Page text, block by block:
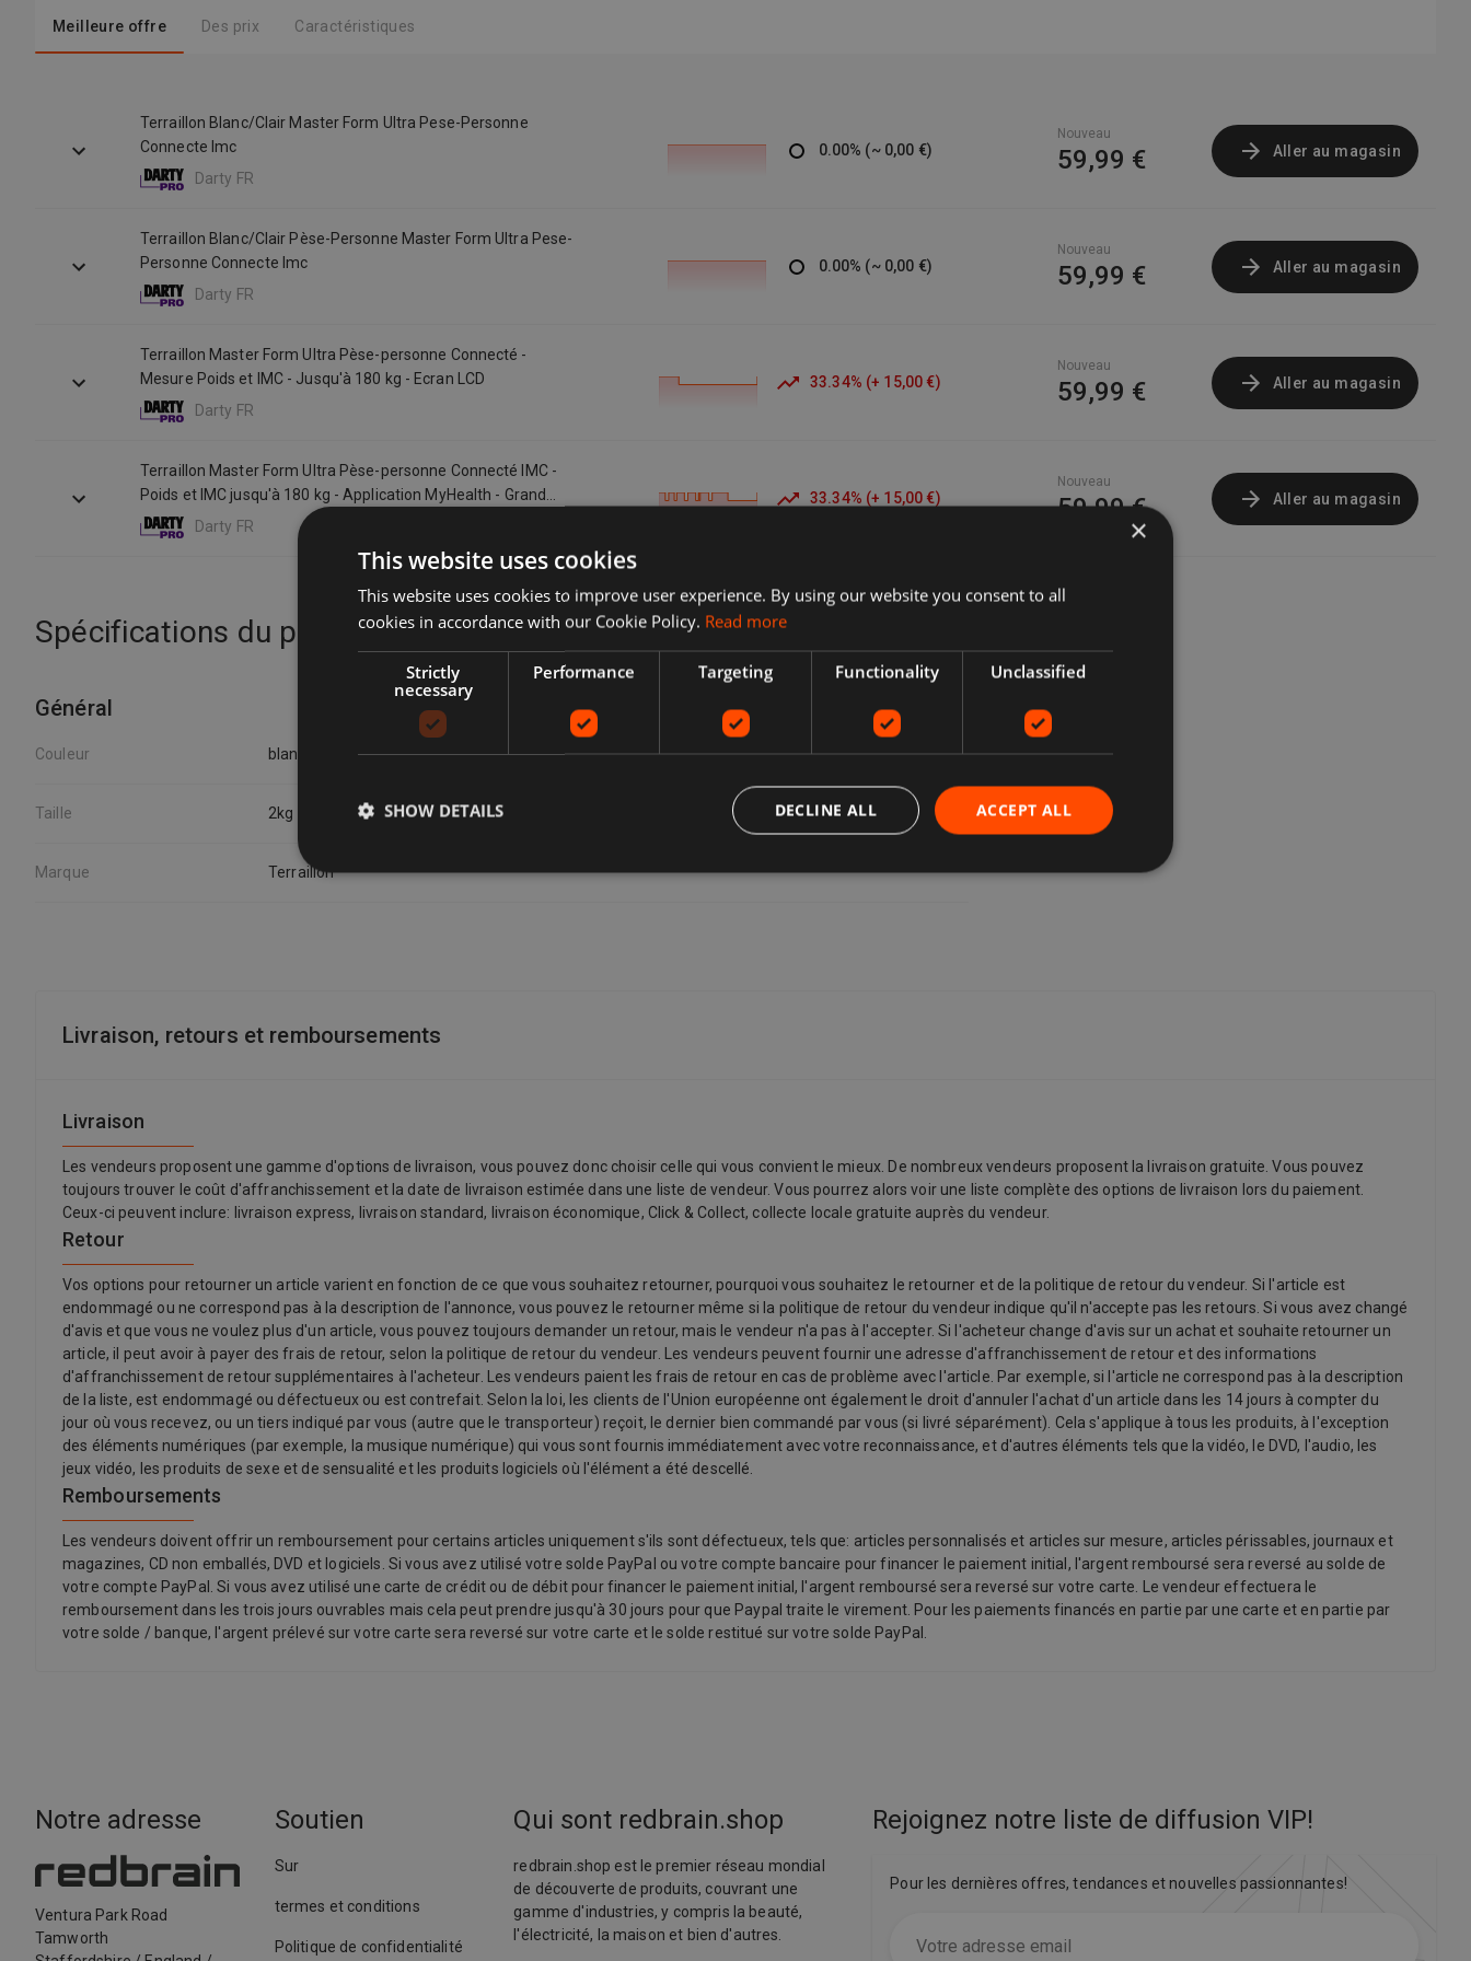
Android) / Mesure du poids et IMC à long terme / Application
MyHealth - jusqu'à 8 utilisateurs / Portée : 180 kg -
Meilleure offre Des prix Caractéristiques
Terraillon Blanc/Clair Master Form Ultra Pese-Personne
Connecte Imc
Darty FR
0.00% (~ 0,00 €)
Nouveau
59,99 € Aller au magasin
Terraillon Blanc/Clair Pèse-Personne Master Form Ultra Pese-
Personne Connecte Imc
Darty FR
0.00% (~ 0,00 €)
Nouveau
59,99 € Aller au magasin
Terraillon Master Form Ultra Pèse-personne Connecté -
Mesure Poids et IMC - Jusqu'à 180 kg - Ecran LCD
Darty FR
33.34% (+ 15,00 €)
Nouveau
59,99 € Aller au magasin
Terraillon Master Form Ultra Pèse-personne Connecté IMC -
Poids et IMC jusqu'à 180 kg - Application MyHealth - Grand
écran LCDDarty FR
33.34% (+ 15,00 €)
Nouveau
59,99 € Aller au magasin
Spécifications du produit
Général
Couleur blanc/clair
Taille 2kg
Marque Terraillon
Livraison, retours et remboursements
Livraison
Les vendeurs proposent une gamme d'options de livraison, vous pouvez donc choisir celle qui vous convient le mieux. De nombreux vendeurs proposent la livraison gratuite. Vous pouvez
toujours trouver le coût d'affranchissement et la date de livraison estimée dans une liste de vendeur. Vous pourrez alors voir une liste complète des options de livraison lors du paiement.
Ceux-ci peuvent inclure: livraison express, livraison standard, livraison économique, Click & Collect, collecte locale gratuite auprès du vendeur.
Retour
Vos options pour retourner un article varient en fonction de ce que vous souhaitez retourner, pourquoi vous souhaitez le retourner et de la politique de retour du vendeur. Si l'article est
endommagé ou ne correspond pas à la description de l'annonce, vous pouvez le retourner même si la politique de retour du vendeur indique qu'il n'accepte pas les retours. Si vous avez changé
d'avis et que vous ne voulez plus d'un article, vous pouvez toujours demander un retour, mais le vendeur n'a pas à l'accepter. Si l'acheteur change d'avis sur un achat et souhaite retourner un
article, il peut avoir à payer des frais de retour, selon la politique de retour du vendeur. Les vendeurs peuvent fournir une adresse d'affranchissement de retour et des informations
d'affranchissement de retour supplémentaires à l'acheteur. Les vendeurs paient les frais de retour en cas de problème avec l'article. Par exemple, si l'article ne correspond pas à la description
de la liste, est endommagé ou défectueux ou est contrefait. Selon la loi, les clients de l'Union européenne ont également le droit d'annuler l'achat d'un article dans les 14 jours à compter du
jour où vous recevez, ou un tiers indiqué par vous (autre que le transporteur) reçoit, le dernier bien commandé par vous (si livré séparément). Cela s'applique à tous les produits, à l'exception
des éléments numériques (par exemple, la musique numérique) qui vous sont fournis immédiatement avec votre reconnaissance, et d'autres éléments tels que la vidéo, le DVD, l'audio, les
jeux vidéo, les produits de sexe et de sensualité et les produits logiciels où l'élément a été descellé.
Remboursements
Les vendeurs doivent offrir un remboursement pour certains articles uniquement s'ils sont défectueux, tels que: articles personnalisés et articles sur mesure, articles périssables, journaux et
magazines, CD non emballés, DVD et logiciels. Si vous avez utilisé votre solde PayPal ou votre compte bancaire pour financer le paiement initial, l'argent remboursé sera reversé au solde de
votre compte PayPal. Si vous avez utilisé une carte de crédit ou de débit pour financer le paiement initial, l'argent remboursé sera reversé sur votre carte. Le vendeur effectuera le
remboursement dans les trois jours ouvrables mais cela peut prendre jusqu'à 30 jours pour que Paypal traite le virement. Pour les paiements financés en partie par une carte et en partie par
votre solde / banque, l'argent prélevé sur votre carte sera reversé sur votre carte et le solde restitué sur votre solde PayPal.
Notre adresse
Ventura Park Road
Tamworth
Soutien
Sur
termes et conditions
Politique de confidentialité
Qui sont redbrain.shop
redbrain.shop est le premier réseau mondial
de découverte de produits, couvrant une
gamme d'industries, y compris la beauté,
l'électricité, la maison et bien d'autres.
Rejoignez notre liste de diffusion VIP!
Pour les dernières offres, tendances et nouvelles passionnantes!
×
This website uses cookies
This website uses cookies to improve user experience. By using our website you consent to all
cookies in accordance with our Cookie Policy. Read more
Strictly
necessary
Performance Targeting Functionality Unclassified
ACCEPT ALL
DECLINE ALL
SHOW DETAILS